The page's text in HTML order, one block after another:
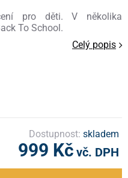
pro děti. V několika
To School.
Celý popis
Dostupnost:skladem
999 Kč vč. DPH